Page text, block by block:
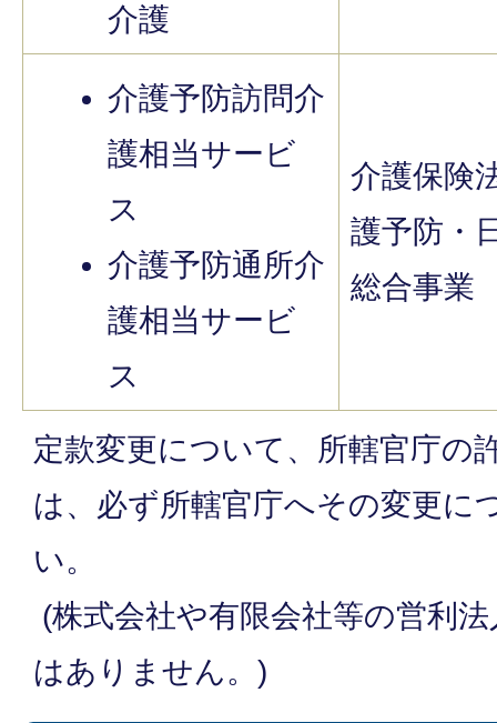
介護
介護予防訪問介
護相当サービ
ス
介護予防通所介
護相当サービ
ス
介護保険
護予防・
総合事業
定款変更について、所轄官庁の
は、必ず所轄官庁へその変更に
い。
(株式会社や有限会社等の営利
はありません。)